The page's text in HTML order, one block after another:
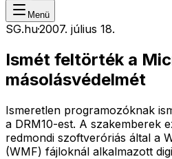
Menü
SG.hu·2007. július 18.
Ismét feltörték a
másolásvédelmét
Ismeretlen programozóknak
a DRM10-est. A szakemberek
redmondi szoftveróriás által a
(WMF) fájloknál alkalmazott